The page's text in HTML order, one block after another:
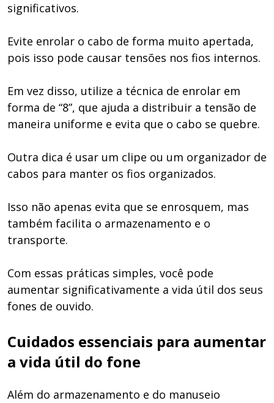
significativos.
Evite enrolar o cabo de forma muito apertada,
pois isso pode causar tensões nos fios internos.
Em vez disso, utilize a técnica de enrolar em
forma de “8”, que ajuda a distribuir a tensão de
maneira uniforme e evita que o cabo se quebre.
Outra dica é usar um clipe ou um organizador de
cabos para manter os fios organizados.
Isso não apenas evita que se enrosquem, mas
também facilita o armazenamento e o
transporte.
Com essas práticas simples, você pode
aumentar significativamente a vida útil dos seus
fones de ouvido.
Cuidados essenciais para aumentar
a vida útil do fone
Além do armazenamento e do manuseio